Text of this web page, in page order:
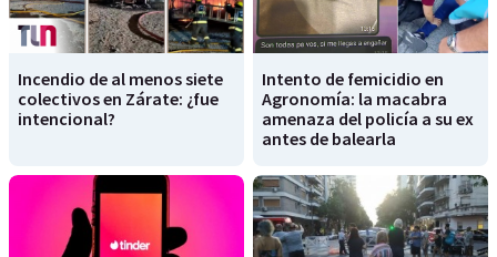
Incendio de al menos siete
colectivos en Zárate: ¿fue
intencional?
Intento de femicidio en
Agronomía: la macabra
amenaza del policía a su ex
antes de balearla